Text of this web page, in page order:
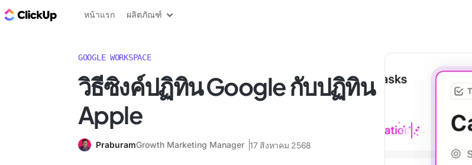
บล็อก ClickUp
หน้าแรก ผลิตภัณฑ์
GOOGLE WORKSPACE
วิธีซิงค์ปฏิทิน Google กับปฏิทิน
Apple
PraburamGrowth Marketing Manager 17 สิงหาคม 2568